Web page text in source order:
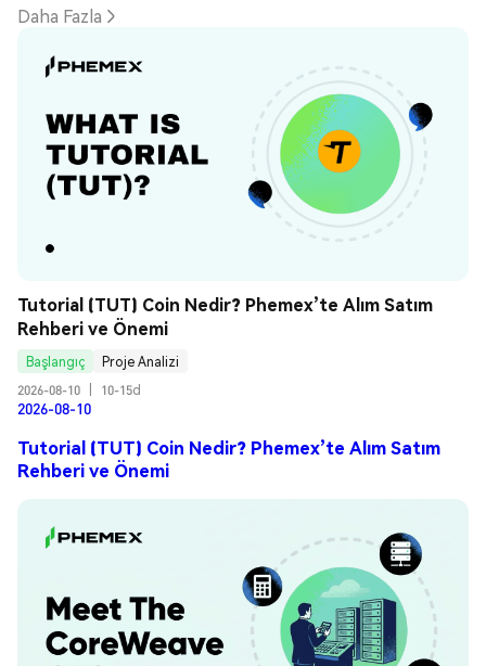
Daha Fazla
Tutorial (TUT) Coin Nedir? Phemex’te Alım Satım
Rehberi ve Önemi
Başlangıç
Proje Analizi
2026-08-10
10-15d
2026-08-10
Tutorial (TUT) Coin Nedir? Phemex’te Alım Satım
Rehberi ve Önemi